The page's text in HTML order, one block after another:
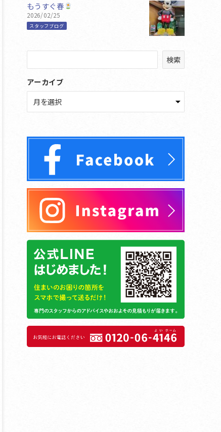
もうすぐ春
2026/02/25
スタッフブログ
索
検索
アーカイブ